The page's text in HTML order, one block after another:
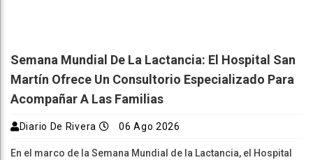
Semana Mundial De La Lactancia: El Hospital San
Martín Ofrece Un Consultorio Especializado Para
Acompañar A Las Familias
Diario De Rivera 06 Ago 2026
En el marco de la Semana Mundial de la Lactancia, el Hospital